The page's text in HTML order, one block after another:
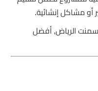
أو مشاكل إنشائية.
الرياض, أفضل